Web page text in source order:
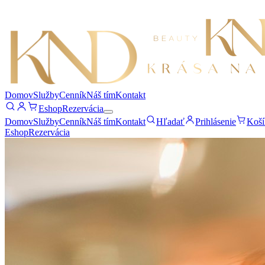
DomovSlužbyCenníkNáš tímKontakt
EshopRezervácia
DomovSlužbyCenníkNáš tímKontakt Hľadať Prihlásenie
EshopRezervácia